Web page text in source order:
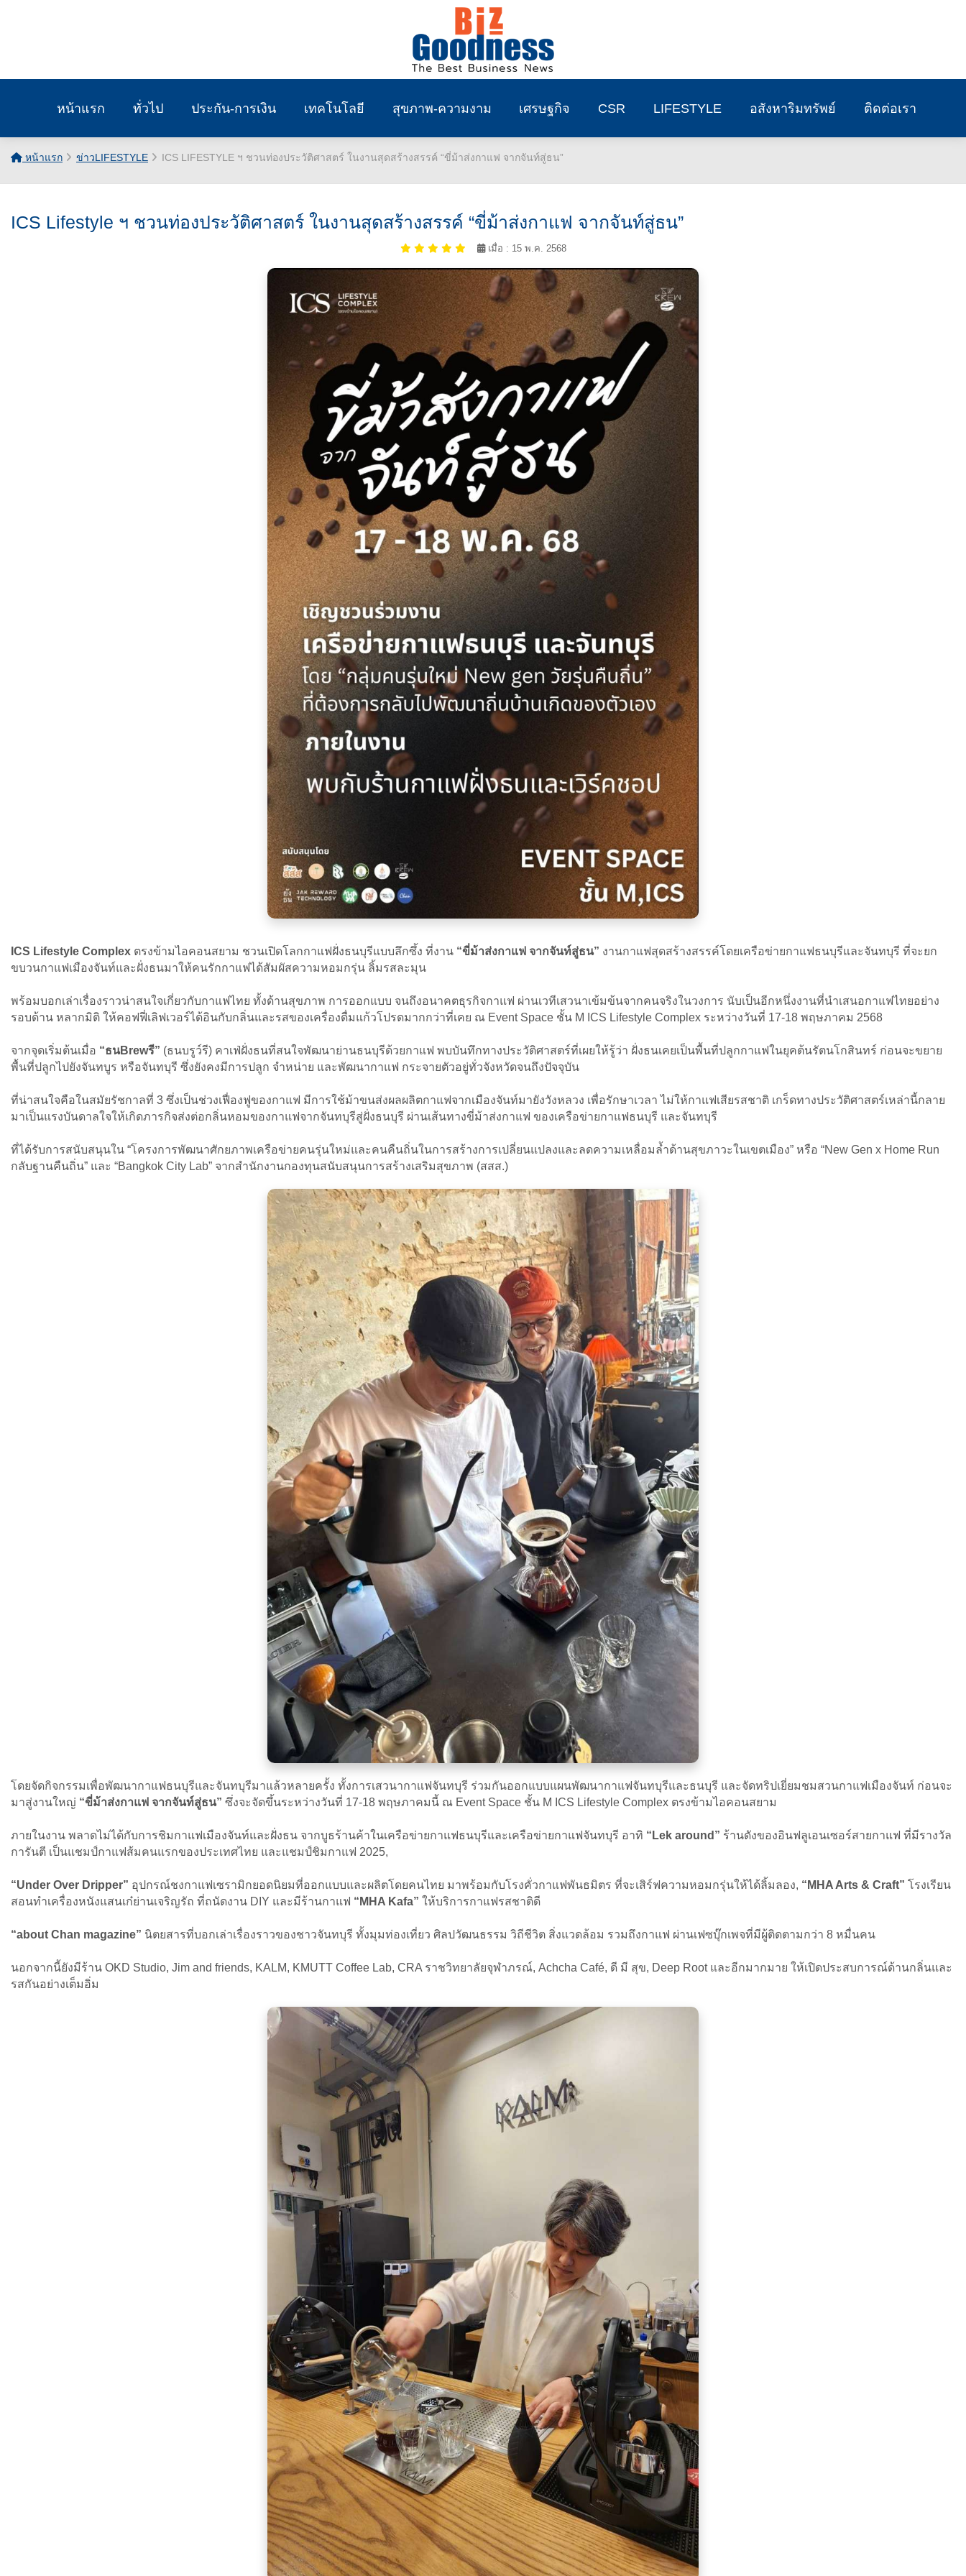
หน้าแรก ทั่วไป ประกัน-การเงิน เทคโนโลยี สุขภาพ-ความงาม เศรษฐกิจ CSR LIFESTYLE อสังหาริมทรัพย์ ติดต่อเรา
หน้าแรก ข่าวLIFESTYLE ICS LIFESTYLE ฯ ชวนท่องประวัติศาสตร์ ในงานสุดสร้างสรรค์ “ขี่ม้าส่งกาแฟ จากจันท์สู่ธน”
ICS Lifestyle ฯ ชวนท่องประวัติศาสตร์ ในงานสุดสร้างสรรค์ “ขี่ม้าส่งกาแฟ จากจันท์สู่ธน”
เมื่อ : 15 พ.ค. 2568
ICS Lifestyle Complex ตรงข้ามไอคอนสยาม ชวนเปิดโลกกาแฟฝั่งธนบุรีแบบลึกซึ้ง ที่งาน “ขี่ม้าส่งกาแฟ จากจันท์สู่ธน” งานกาแฟสุดสร้างสรรค์โดยเครือข่ายกาแฟธนบุรีและจันทบุรี ที่จะยก
ขบวนกาแฟเมืองจันท์และฝั่งธนมาให้คนรักกาแฟได้สัมผัสความหอมกรุ่น ลิ้มรสละมุน
พร้อมบอกเล่าเรื่องราวน่าสนใจเกี่ยวกับกาแฟไทย ทั้งด้านสุขภาพ การออกแบบ จนถึงอนาคตธุรกิจกาแฟ ผ่านเวทีเสวนาเข้มข้นจากคนจริงในวงการ นับเป็นอีกหนึ่งงานที่นำเสนอกาแฟไทยอย่าง
รอบด้าน หลากมิติ ให้คอฟฟี่เลิฟเวอร์ได้อินกับกลิ่นและรสของเครื่องดื่มแก้วโปรดมากกว่าที่เคย ณ Event Space ชั้น M ICS Lifestyle Complex ระหว่างวันที่ 17-18 พฤษภาคม 2568
จากจุดเริ่มต้นเมื่อ “ธนBrewรี” (ธนบรูว์รี) คาเฟ่ฝั่งธนที่สนใจพัฒนาย่านธนบุรีด้วยกาแฟ พบบันทึกทางประวัติศาสตร์ที่เผยให้รู้ว่า ฝั่งธนเคยเป็นพื้นที่ปลูกกาแฟในยุคต้นรัตนโกสินทร์ ก่อนจะขยาย
พื้นที่ปลูกไปยังจันทบูร หรือจันทบุรี ซึ่งยังคงมีการปลูก จำหน่าย และพัฒนากาแฟ กระจายตัวอยู่ทั่วจังหวัดจนถึงปัจจุบัน
ที่น่าสนใจคือในสมัยรัชกาลที่ 3 ซึ่งเป็นช่วงเฟื่องฟูของกาแฟ มีการใช้ม้าขนส่งผลผลิตกาแฟจากเมืองจันท์มายังวังหลวง เพื่อรักษาเวลา ไม่ให้กาแฟเสียรสชาติ เกร็ดทางประวัติศาสตร์เหล่านี้กลาย
มาเป็นแรงบันดาลใจให้เกิดภารกิจส่งต่อกลิ่นหอมของกาแฟจากจันทบุรีสู่ฝั่งธนบุรี ผ่านเส้นทางขี่ม้าส่งกาแฟ ของเครือข่ายกาแฟธนบุรี และจันทบุรี
ที่ได้รับการสนับสนุนใน “โครงการพัฒนาศักยภาพเครือข่ายคนรุ่นใหม่และคนคืนถิ่นในการสร้างการเปลี่ยนแปลงและลดความเหลื่อมล้ำด้านสุขภาวะในเขตเมือง” หรือ “New Gen x Home Run
กลับฐานคืนถิ่น” และ “Bangkok City Lab” จากสำนักงานกองทุนสนับสนุนการสร้างเสริมสุขภาพ (สสส.)
โดยจัดกิจกรรมเพื่อพัฒนากาแฟธนบุรีและจันทบุรีมาแล้วหลายครั้ง ทั้งการเสวนากาเเฟจันทบุรี ร่วมกันออกแบบแผนพัฒนากาแฟจันทบุรีและธนบุรี และจัดทริปเยี่ยมชมสวนกาแฟเมืองจันท์ ก่อนจะ
มาสู่งานใหญ่ “ขี่ม้าส่งกาแฟ จากจันท์สู่ธน” ซึ่งจะจัดขึ้นระหว่างวันที่ 17-18 พฤษภาคมนี้ ณ Event Space ชั้น M ICS Lifestyle Complex ตรงข้ามไอคอนสยาม
ภายในงาน พลาดไม่ได้กับการชิมกาแฟเมืองจันท์และฝั่งธน จากบูธร้านค้าในเครือข่ายกาแฟธนบุรีและเครือข่ายกาแฟจันทบุรี อาทิ “Lek around” ร้านดังของอินฟลูเอนเซอร์สายกาแฟ ที่มีรางวัล
การันตี เป็นแชมป์กาแฟส้มคนแรกของประเทศไทย และแชมป์ชิมกาแฟ 2025,
“Under Over Dripper” อุปกรณ์ชงกาแฟเซรามิกยอดนิยมที่ออกแบบและผลิตโดยคนไทย มาพร้อมกับโรงคั่วกาแฟพันธมิตร ที่จะเสิร์ฟความหอมกรุ่นให้ได้ลิ้มลอง, “MHA Arts & Craft” โรงเรียน
สอนทำเครื่องหนังแสนเก๋ย่านเจริญรัถ ที่ถนัดงาน DIY และมีร้านกาแฟ “MHA Kafa” ให้บริการกาแฟรสชาติดี
“about Chan magazine” นิตยสารที่บอกเล่าเรื่องราวของชาวจันทบุรี ทั้งมุมท่องเที่ยว ศิลปวัฒนธรรม วิถีชีวิต สิ่งแวดล้อม รวมถึงกาแฟ ผ่านเฟซบุ๊กเพจที่มีผู้ติดตามกว่า 8 หมื่นคน
นอกจากนี้ยังมีร้าน OKD Studio, Jim and friends, KALM, KMUTT Coffee Lab, CRA ราชวิทยาลัยจุฬาภรณ์, Achcha Café, ดี มี สุข, Deep Root และอีกมากมาย ให้เปิดประสบการณ์ด้านกลิ่นและ
รสกันอย่างเต็มอิ่ม